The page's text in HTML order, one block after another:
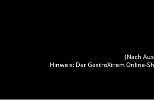
(Nach
Hinweis: Der GastroXtrem Online-